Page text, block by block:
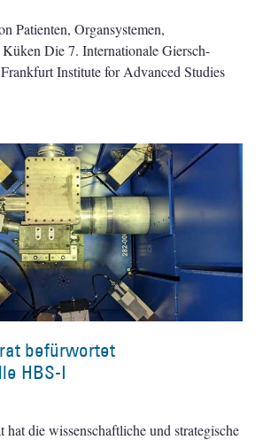
Patienten, Organsystemen,
Die 7. Internationale Giersch-
Institute for Advanced Studies
befürwortet
HBS-I
hat die wissenschaftliche und strategische